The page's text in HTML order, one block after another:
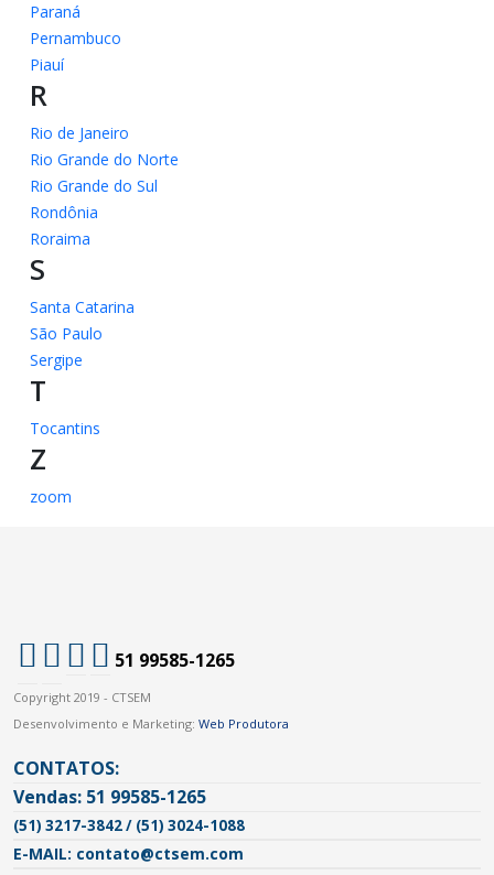
Paraná
Pernambuco
Piauí
R
Rio de Janeiro
Rio Grande do Norte
Rio Grande do Sul
Rondônia
Roraima
S
Santa Catarina
São Paulo
Sergipe
T
Tocantins
Z
zoom
51 99585-1265
Copyright 2019 - CTSEM
Desenvolvimento e Marketing: Web Produtora
CONTATOS:
Vendas: 51 99585-1265
(51) 3217-3842 / (51) 3024-1088
E-MAIL: contato@ctsem.com